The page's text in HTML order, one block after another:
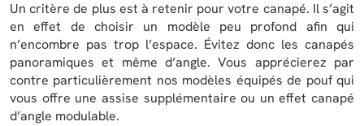
Un critère de plus est à retenir pour votre canapé. Il s’agit
en effet de choisir un modèle peu profond afin qui
n’encombre pas trop l’espace. Évitez donc les canapés
panoramiques et même d’angle. Vous apprécierez par
contre particulièrement nos modèles équipés de pouf qui
vous offre une assise supplémentaire ou un effet canapé
d’angle modulable.